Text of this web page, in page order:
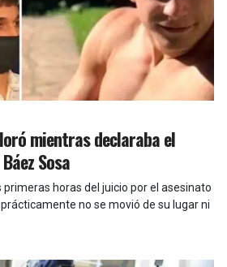
mientras declaraba el
Sosa
primeras horas del juicio por el asesinato
no se movió de su lugar ni